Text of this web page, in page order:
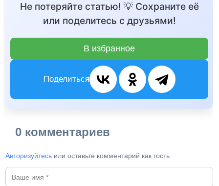
Не потеряйте статью! 💡 Сохраните её
или поделитесь с друзьями!
В избранное
Поделиться
0 комментариев
Авторизуйтесь или оставьте комментарий как гость